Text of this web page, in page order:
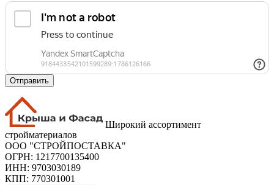
Отправить
Широкий ассортимент
стройматериалов
ООО "СТРОЙПОСТАВКА"
ОГРН: 1217700135400
ИНН: 9703030189
КПП: 770301001